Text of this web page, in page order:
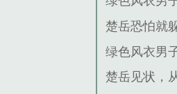
楚岳恐怕就
绿色风衣男
楚岳见状，